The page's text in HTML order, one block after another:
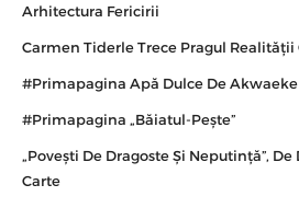
Arhitectura Fericirii
Carmen Tiderle Trece Pragul Realității
#primapagina Apă Dulce De
#primapagina „Băiatul-Pește”
„Povești De Dragoste Și Neputință”,
Carte